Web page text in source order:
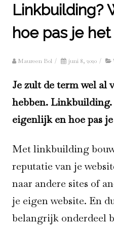
Linkbuilding?
hoe pas je
Maureen Bol / juni 8, 2020 /
Je zult de term wel al
hebben.
eigenlijk en hoe pas
Met linkbuilding
reputatie van je
naar andere sites of
je eigen website. En
belangrijk onderdeel